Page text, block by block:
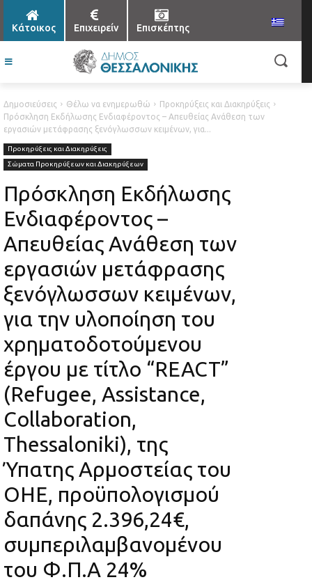
Κάτοικος Επιχειρείν Επισκέπτης
Δημοσιεύσεις Θέλω να ενημερωθώ
Προκηρύξεις και Διακηρύξεις
Πρόσκληση Εκδήλωσης Ενδιαφέροντος – Απευθείας Ανάθεση των
εργασιών μετάφρασης ξενόγλωσσων κειμένων, για...
Προκηρύξεις και Διακηρύξεις
Σώματα Προκηρύξεων και Διακηρύξεων
Πρόσκληση Εκδήλωσης
Ενδιαφέροντος –
Απευθείας Ανάθεση των
εργασιών μετάφρασης
ξενόγλωσσων κειμένων,
για την υλοποίηση του
χρηματοδοτούμενου
έργου με τίτλο “REACT”
(Refugee, Assistance,
Collaboration,
Thessaloniki), της
Ύπατης Αρμοστείας του
ΟΗΕ, προϋπολογισμού
δαπάνης 2.396,24€,
συμπεριλαμβανομένου
του Φ.Π.Α 24%